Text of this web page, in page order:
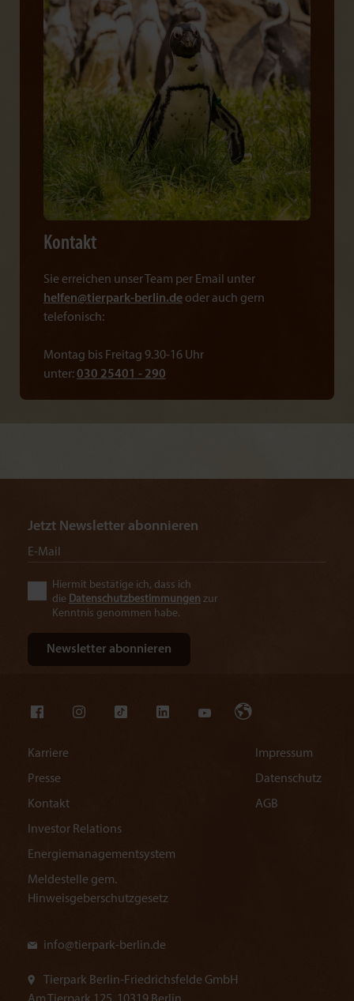
Kontakt
Sie erreichen unser Team per Email unter
helfen@tierpark-berlin.de oder auch gern
telefonisch:
Montag bis Freitag 9.30-16 Uhr
unter:030 25401 - 290
Karriere
Presse
Kontakt
Investor Relations
Energiemanagementsystem
Meldestelle gem.
Hinweisgeberschutzgesetz
Impressum
Datenschutz
AGB
info@tierpark-berlin.de
Tierpark Berlin-Friedrichsfelde GmbH
Jetzt Newsletter abonnieren
Hiermit bestätige ich, dass ich
die Datenschutzbestimmungen zur
Kenntnis genommen habe.